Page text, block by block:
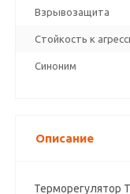
Взрывозащита
Стойкость к
Синоним
Описание
Терморегулятор